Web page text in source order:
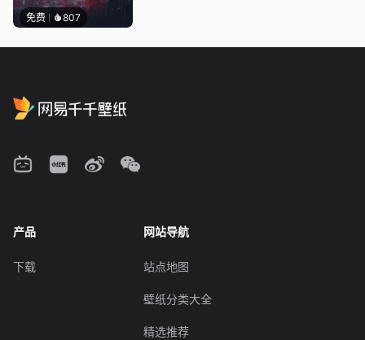
免费 807
产品
下载
网站导航
站点地图
壁纸分类大全
精选推荐